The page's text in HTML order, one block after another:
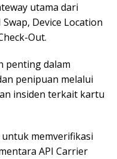
utama dari
Device Location
Out.
penting dalam
penipuan melalui
insiden terkait kartu
memverifikasi
API Carrier